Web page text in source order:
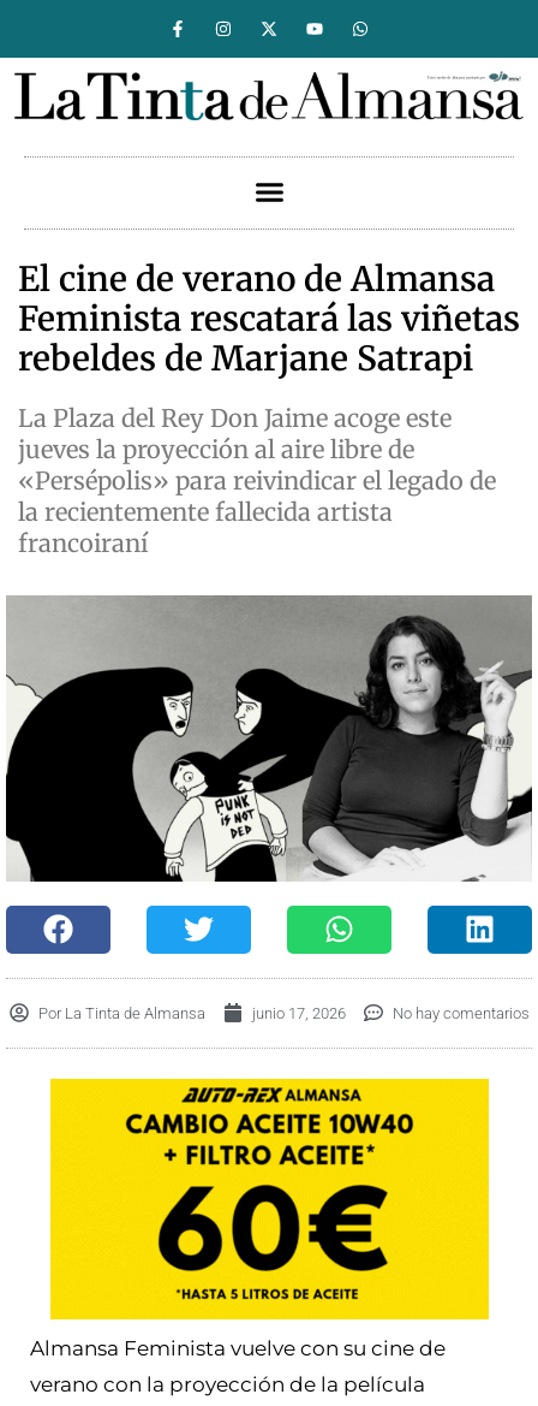
El cine de verano de Almansa
Feminista rescatará las viñetas
rebeldes de Marjane Satrapi
La Plaza del Rey Don Jaime acoge este
jueves la proyección al aire libre de
«Persépolis» para reivindicar el legado de
la recientemente fallecida artista
francoiraní
PorLa Tinta de Almansa junio 17, 2026 No hay comentarios
Almansa Feminista vuelve con su cine de
verano con la proyección de la película